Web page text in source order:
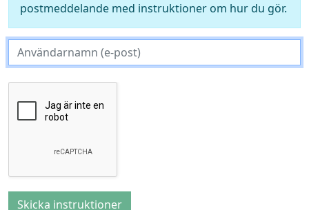
postmeddelande med instruktioner om hur du gör.